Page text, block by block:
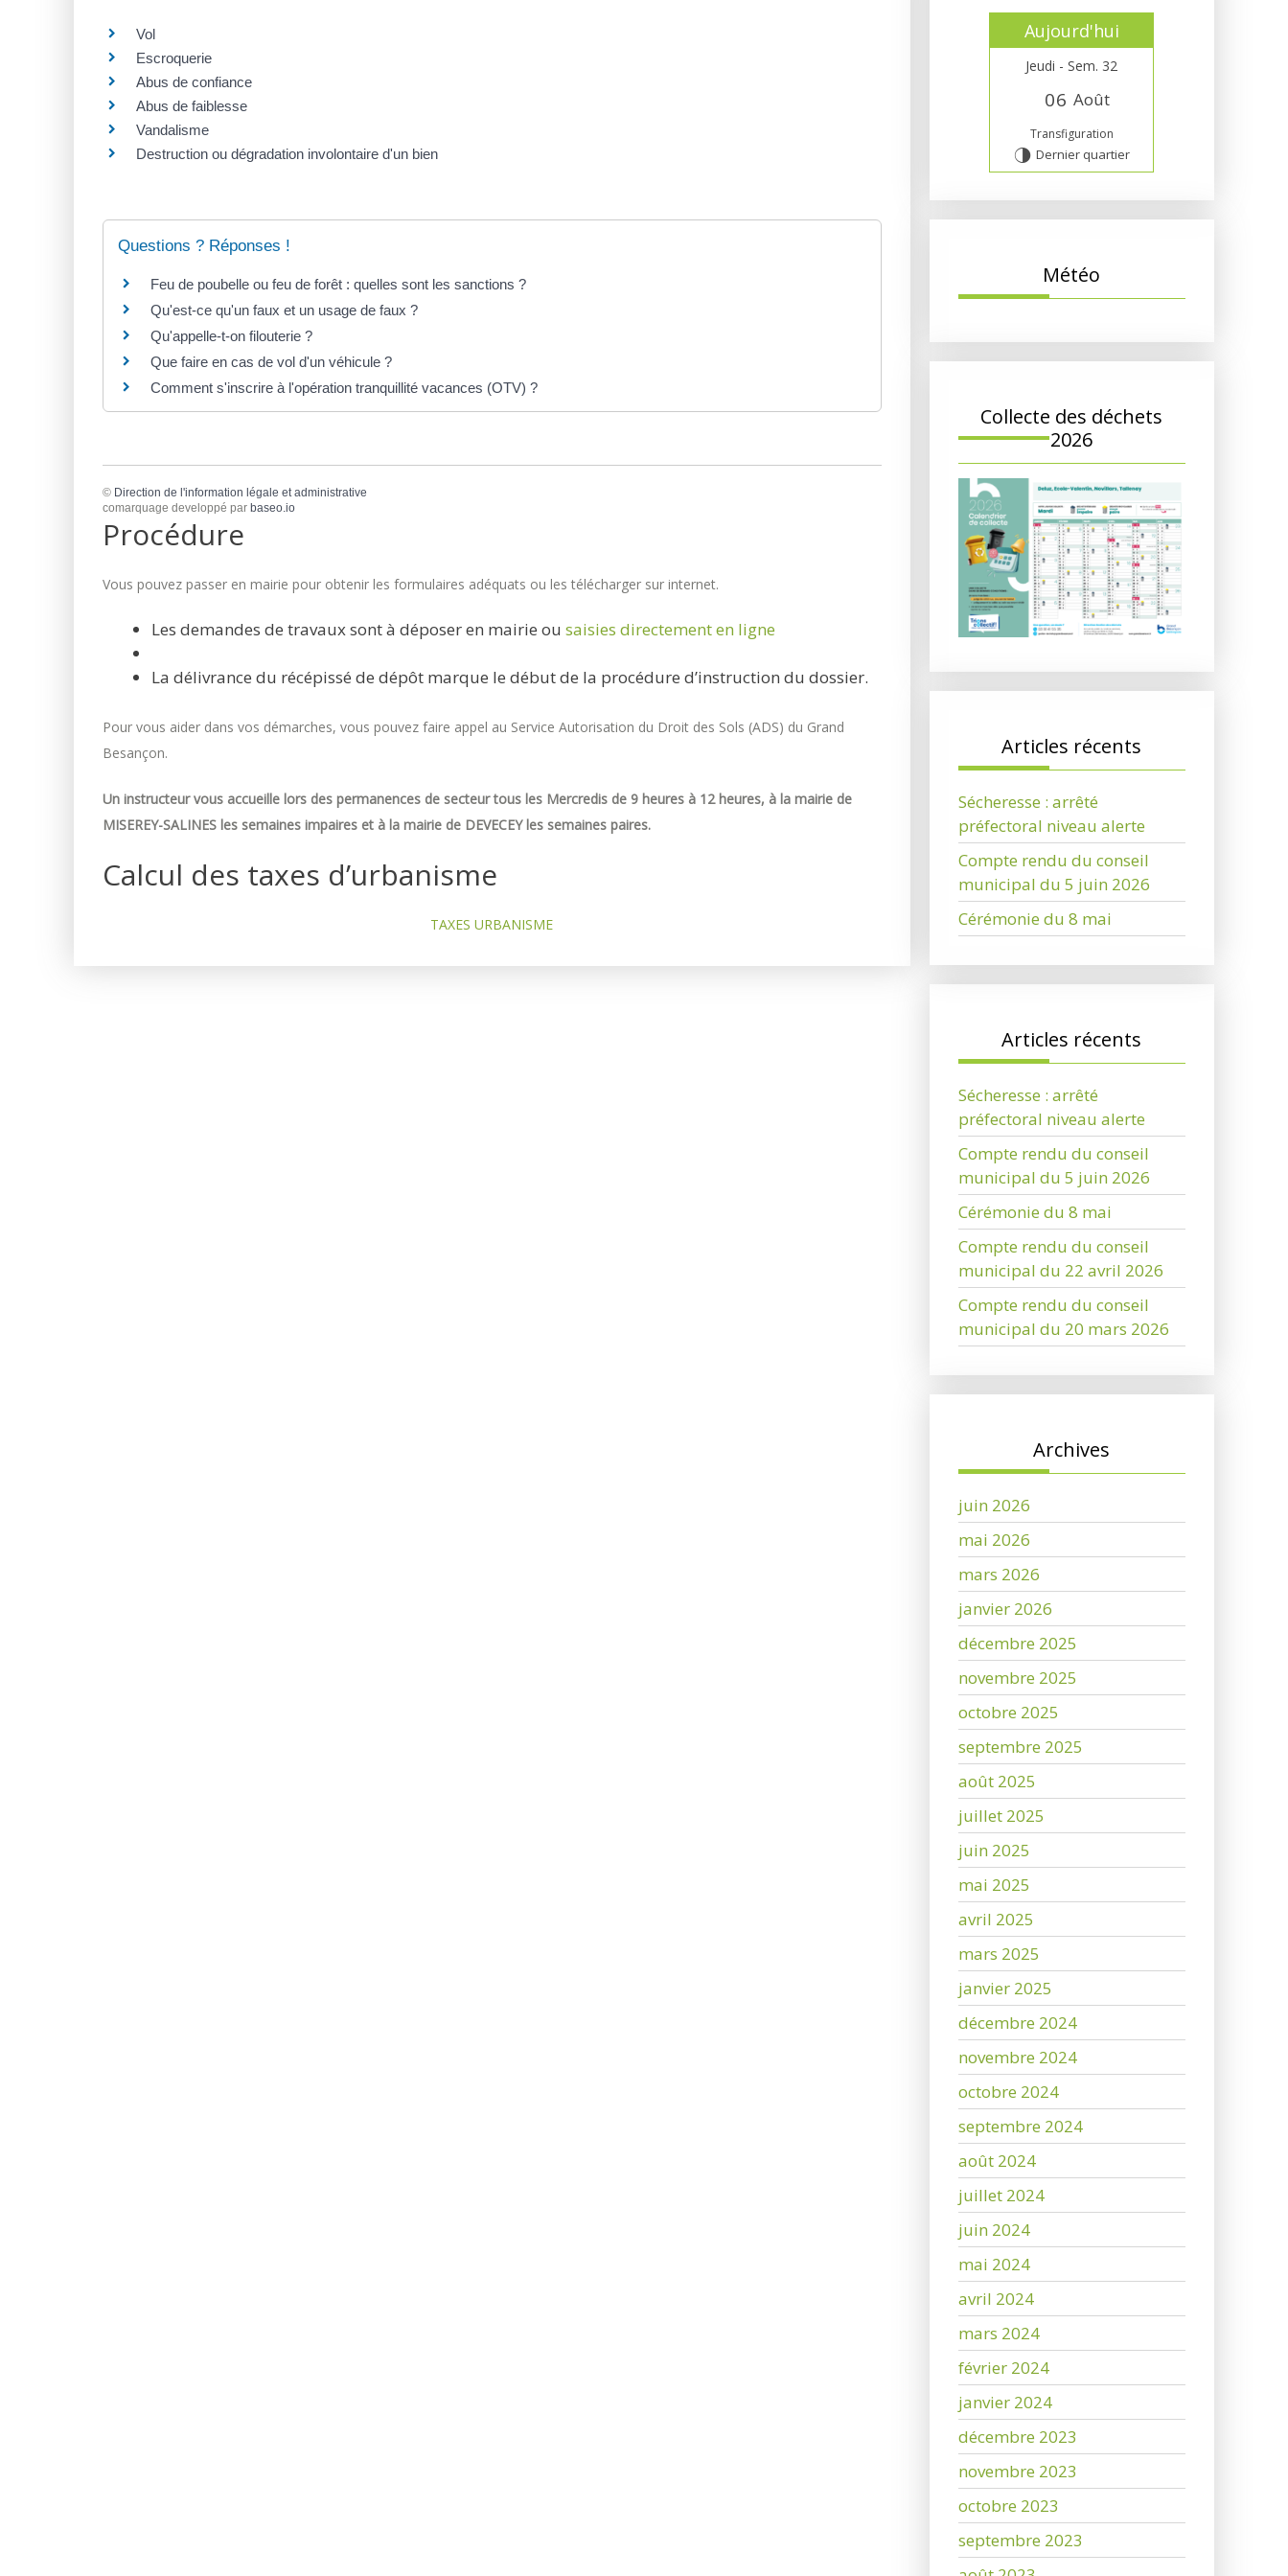
Vol
Escroquerie
Abus de confiance
Abus de faiblesse
Vandalisme
Destruction ou dégradation involontaire d'un bien
Questions ? Réponses !
Feu de poubelle ou feu de forêt : quelles sont les sanctions ?
Qu'est-ce qu'un faux et un usage de faux ?
Qu'appelle-t-on filouterie ?
Que faire en cas de vol d'un véhicule ?
Comment s'inscrire à l'opération tranquillité vacances (OTV) ?
© Direction de l'information légale et administrative
comarquage developpé par baseo.io
Procédure
Vous pouvez passer en mairie pour obtenir les formulaires adéquats ou les télécharger sur internet.
Les demandes de travaux sont à déposer en mairie ou saisies directement en ligne
La délivrance du récépissé de dépôt marque le début de la procédure d’instruction du dossier.
Pour vous aider dans vos démarches, vous pouvez faire appel au Service Autorisation du Droit des Sols (ADS) du Grand
Besançon.
Un instructeur vous accueille lors des permanences de secteur tous les Mercredis de 9 heures à 12 heures, à la mairie de
MISEREY-SALINES les semaines impaires et à la mairie de DEVECEY les semaines paires.
Calcul des taxes d’urbanisme
TAXES URBANISME
Aujourd'hui
Jeudi - Sem. 32
06 Août
Transfiguration
T Dernier quartier
Météo
Collecte des déchets
2026
Articles récents
Sécheresse : arrêté
préfectoral niveau alerte
Compte rendu du conseil
municipal du 5 juin 2026
Cérémonie du 8 mai
Articles récents
Sécheresse : arrêté
préfectoral niveau alerte
Compte rendu du conseil
municipal du 5 juin 2026
Cérémonie du 8 mai
Compte rendu du conseil
municipal du 22 avril 2026
Compte rendu du conseil
municipal du 20 mars 2026
Archives
juin 2026
mai 2026
mars 2026
janvier 2026
décembre 2025
novembre 2025
octobre 2025
septembre 2025
août 2025
juillet 2025
juin 2025
mai 2025
avril 2025
mars 2025
janvier 2025
décembre 2024
novembre 2024
octobre 2024
septembre 2024
août 2024
juillet 2024
juin 2024
mai 2024
avril 2024
mars 2024
février 2024
janvier 2024
décembre 2023
novembre 2023
octobre 2023
septembre 2023